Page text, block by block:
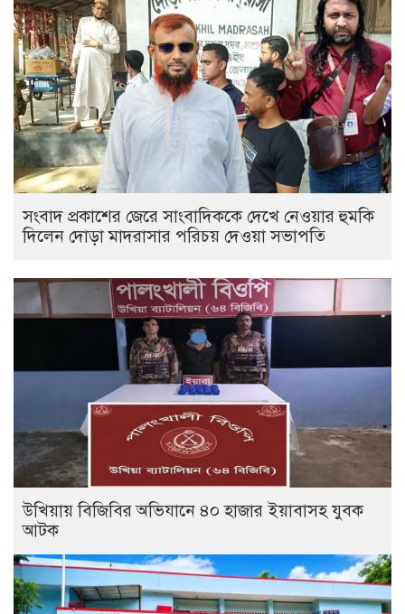
সংবাদ প্রকাশের জেরে সাংবাদিককে দেখে নেওয়ার হুমকি
দিলেন দোড়া মাদরাসার পরিচয় দেওয়া সভাপতি
উখিয়ায় বিজিবির অভিযানে ৪০ হাজার ইয়াবাসহ যুবক
আটক